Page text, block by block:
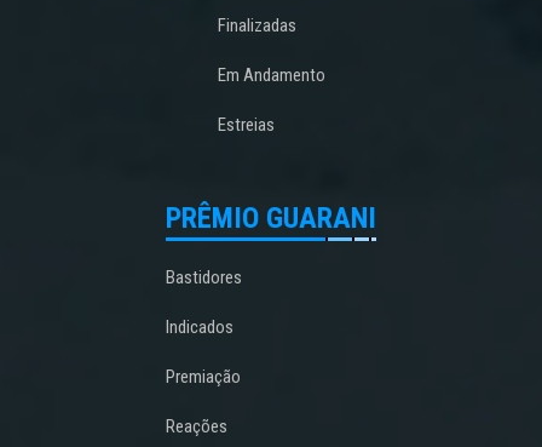
Finalizadas
Em Andamento
Estreias
PRÊMIO GUARANI
Bastidores
Indicados
Premiação
Reações